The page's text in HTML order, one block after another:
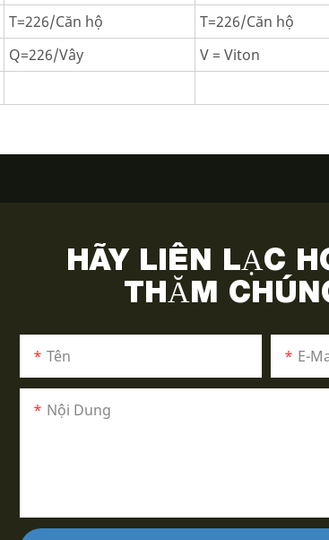
T=226/Căn hộ
T=226/Căn hộ
Q=226/Vây
V = Viton
HÃY LIÊN LẠC
THĂM
Tên E-
Nội Dung